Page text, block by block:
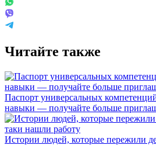
Читайте также
Паспорт универсальных
навыки — получайте больше
Истории людей, которые пережили